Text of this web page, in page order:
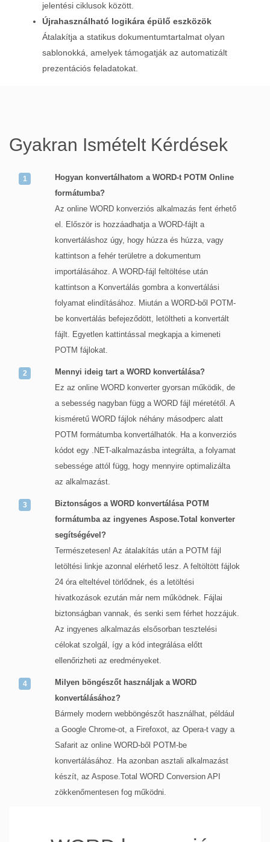
jelentési ciklusok között.
Újrahasználható logikára épülő eszközök
Átalakítja a statikus dokumentumtartalmat olyan
sablonokká, amelyek támogatják az automatizált
prezentációs feladatokat.
Gyakran Ismételt Kérdések
Hogyan konvertálhatom a WORD-t POTM Online
formátumba?
Az online WORD konverziós alkalmazás fent érhető
el. Először is hozzáadhatja a WORD-fájlt a
konvertáláshoz úgy, hogy húzza és húzza, vagy
kattintson a fehér területre a dokumentum
importálásához. A WORD-fájl feltöltése után
kattintson a Konvertálás gombra a konvertálási
folyamat elindításához. Miután a WORD-ből POTM-
be konvertálás befejeződött, letöltheti a konvertált
fájlt. Egyetlen kattintással megkapja a kimeneti
POTM fájlokat.
Mennyi ideig tart a WORD konvertálása?
Ez az online WORD konverter gyorsan működik, de
a sebesség nagyban függ a WORD fájl méretétől. A
kisméretű WORD fájlok néhány másodperc alatt
POTM formátumba konvertálhatók. Ha a konverziós
kódot egy .NET-alkalmazásba integrálta, a folyamat
sebessége attól függ, hogy mennyire optimalizálta
az alkalmazást.
Biztonságos a WORD konvertálása POTM
formátumba az ingyenes Aspose.Total konverter
segítségével?
Természetesen! Az átalakítás után a POTM fájl
letöltési linkje azonnal elérhető lesz. A feltöltött fájlok
24 óra elteltével törlődnek, és a letöltési
hivatkozások ezután már nem működnek. Fájlai
biztonságban vannak, és senki sem férhet hozzájuk.
Az ingyenes alkalmazás elsősorban tesztelési
célokat szolgál, így a kód integrálása előtt
ellenőrizheti az eredményeket.
Milyen böngészőt használjak a WORD
konvertálásához?
Bármely modern webböngészőt használhat, például
a Google Chrome-ot, a Firefoxot, az Opera-t vagy a
Safarit az online WORD-ből POTM-be
konvertálásához. Ha azonban asztali alkalmazást
készít, az Aspose.Total WORD Conversion API
zökkenőmentesen fog működni.